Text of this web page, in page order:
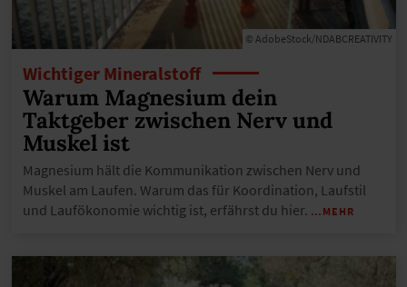
© AdobeStock/NDABCREATIVITY
Wichtiger Mineralstoff
Warum Magnesium dein
Taktgeber zwischen Nerv und
Muskel ist
Magnesium hält die Kommunikation zwischen Nerv und
Muskel am Laufen. Warum das für Koordination, Laufstil
und Laufökonomie wichtig ist, erfährst du hier. …MEHR